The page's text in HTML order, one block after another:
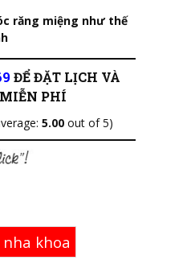
răng miệng như thế
ĐỂ ĐẶT LỊCH VÀ
PHÍ
5.00 out of 5)
khoa